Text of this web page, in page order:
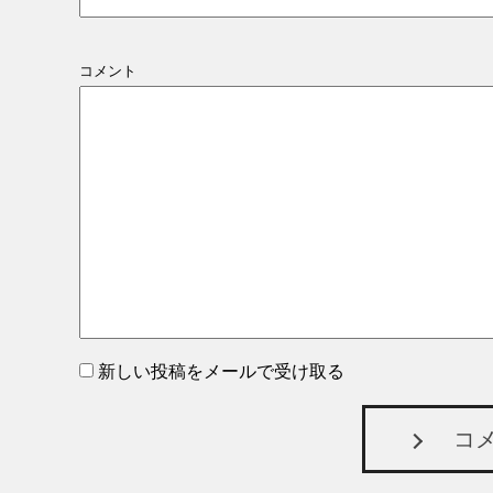
コメント
新しい投稿をメールで受け取る
コ